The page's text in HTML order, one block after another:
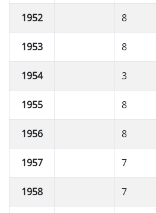
1952 8
1953 8
1954 3
1955 8
1956 8
1957 7
1958 7